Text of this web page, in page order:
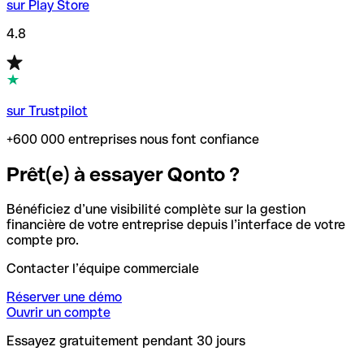
sur Play Store
4.8
sur Trustpilot
+600 000 entreprises nous font confiance
Prêt(e) à essayer Qonto ?
Bénéficiez d’une visibilité complète sur la gestion
financière de votre entreprise depuis l’interface de votre
compte pro.
Contacter l’équipe commerciale
Réserver une démo
Ouvrir un compte
Essayez gratuitement pendant 30 jours